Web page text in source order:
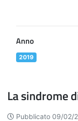
Anno
2019
La sindrome
Pubblicato 09/02/